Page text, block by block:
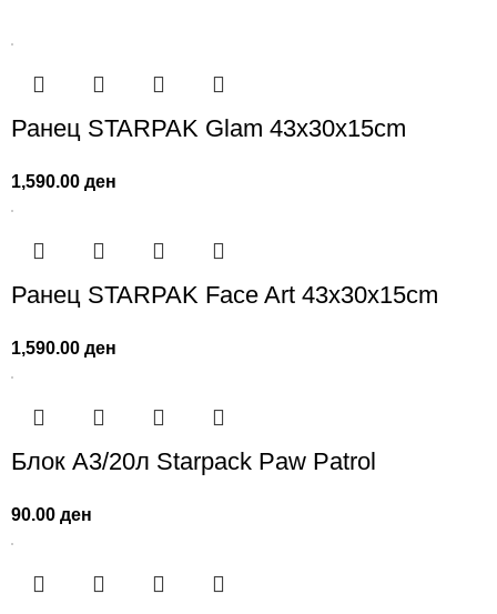
Ранец STARPAK Glam 43x30x15cm
1,590.00ден
Ранец STARPAK Face Art 43x30x15cm
1,590.00ден
Блок А3/20л Starpack Paw Patrol
90.00ден